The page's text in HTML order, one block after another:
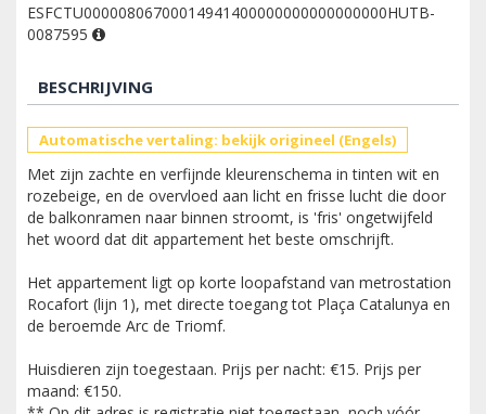
ESFCTU00000806700014941400000000000000000HUTB-
0087595
BESCHRIJVING
Automatische vertaling: bekijk origineel (Engels)
Met zijn zachte en verfijnde kleurenschema in tinten wit en
rozebeige, en de overvloed aan licht en frisse lucht die door
de balkonramen naar binnen stroomt, is 'fris' ongetwijfeld
het woord dat dit appartement het beste omschrijft.
Het appartement ligt op korte loopafstand van metrostation
Rocafort (lijn 1), met directe toegang tot Plaça Catalunya en
de beroemde Arc de Triomf.
Huisdieren zijn toegestaan. Prijs per nacht: €15. Prijs per
maand: €150.